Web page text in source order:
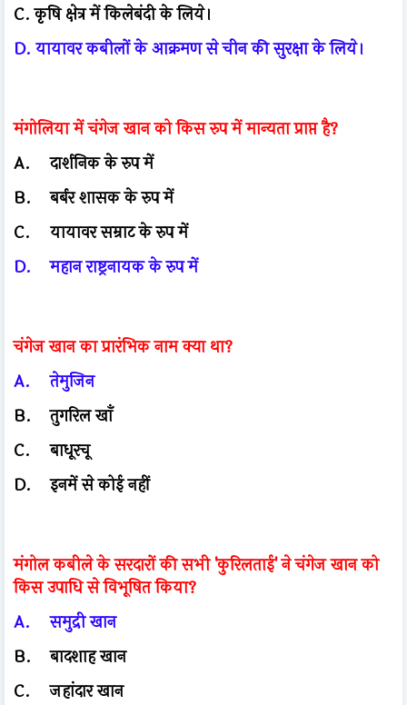
C. कृषि क्षेत्र में किलेबंदी के लिये।
D. यायावर कबीलों के आक्रमण से चीन की सुरक्षा के लिये।
मंगोलिया में चंगेज खान को किस रुप में मान्यता प्राप्त है?
A.
दार्शनिक के रुप में
B.
बर्बर शासक के रुप में
C.
यायावर सम्राट के रुप में
D.
महान राष्ट्रनायक के रुप में
चंगेज खान का प्रारंभिक नाम क्या था?
A.
तेमुजिन
B.
तुगरिल खाँ
C.
बाधूरचू
D.
इनमें से कोई नहीं
मंगोल कबीले के सरदारों की सभी 'कुरिलताई' ने चंगेज खान को
किस उपाधि से विभूषित किया?
A.
समुद्री खान
B.
बादशाह खान
C.
जहांदार खान